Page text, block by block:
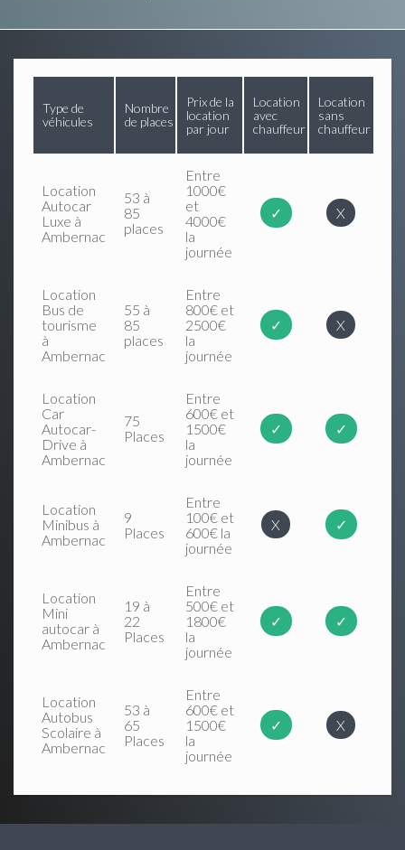
Type de
véhicules
Nombre
de places
Prix de la
location
par jour
Location
avec
chauffeur
Location
sans
chauffeur
Location
Autocar
Luxe à
Ambernac
53 à
85
places
Entre
1000€
et
4000€
la
journée
✓ X
Location
Bus de
tourisme
à
Ambernac
55 à
85
places
Entre
800€ et
2500€
la
journée
✓ X
Location
Car
Autocar-
Drive à
Ambernac
75
Places
Entre
600€ et
1500€
la
journée
✓ ✓
Location
Minibus à
Ambernac
9
Places
Entre
100€ et
600€ la
journée
X ✓
Location
Mini
autocar à
Ambernac
19 à
22
Places
Entre
500€ et
1800€
la
journée
✓ ✓
Location
Autobus
Scolaire à
Ambernac
53 à
65
Places
Entre
600€ et
1500€
la
journée
✓ X